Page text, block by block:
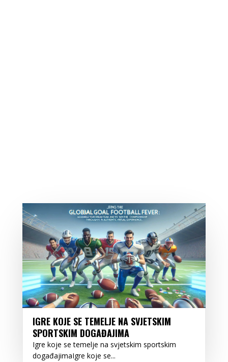
IGRE KOJE SE TEMELJE NA SVJETSKIM
SPORTSKIM DOGAĐAJIMA
Igre koje se temelje na svjetskim sportskim
događajimaIgre koje se...